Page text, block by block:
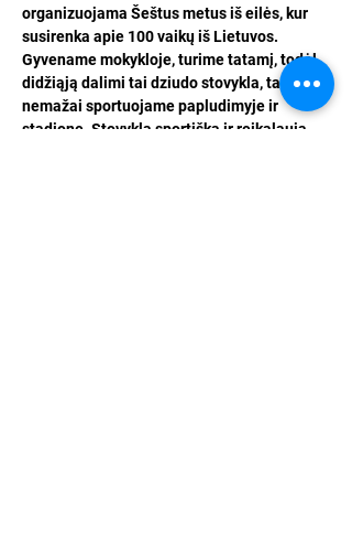
organizuojama Šeštus metus iš eilės, kur
susirenka apie 100 vaikų iš Lietuvos.
Gyvename mokykloje, turime tatamį, todėl
didžiąją dalimi tai dziudo stovykla, tačiau
nemažai sportuojame papludimyje ir
stadione. Stovykla sportiška ir reikalauja